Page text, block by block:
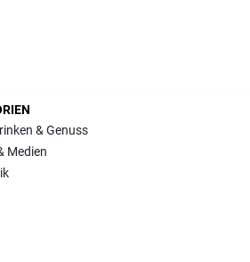
& Genuss
Medien